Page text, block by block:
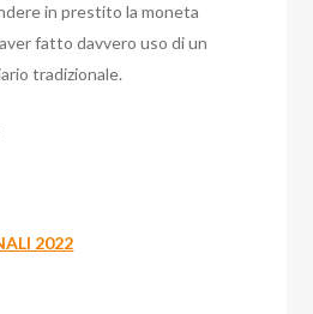
in prestito la moneta
fatto davvero uso di un
tradizionale.
2022